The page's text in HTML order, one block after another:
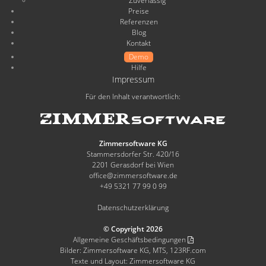
„Es gibt wohl keine andere
Hotelsoftware zu einem besseren
Preis-Leistungs-Verhältnis auf dem
Markt!“
Steuern, als sie kostet.“
Apartments Willibald
„Die Handhabung ist einfach, und
die Aufbereitung des Programms ist
hervorragend.“
Viktoria Grafeneder,
so sollte gute Software sein.“
„Logisch, sicher, preiswert!“
Hotel Raisch
Preise
Referenzen
Blog
Kontakt
Demo
Hilfe
Impressum
Für den Inhalt verantwortlich:
Zimmersoftware KG
Stammersdorfer Str. 420/16
2201 Gerasdorf bei Wien
office@zimmersoftware.de
+49 5321 77 99 0 99
Datenschutzerklärung
© Copyright 2026
Allgemeine Geschäftsbedingungen
Bilder: Zimmersoftware KG, MTS, 123RF.com
Texte und Layout: Zimmersoftware KG